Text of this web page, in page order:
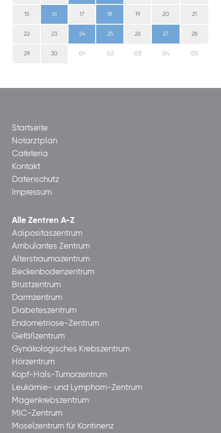
15 16 17 18 19 20 21
22 23 24 25 26 27 28
29 30 01 02 03 04 05
Startseite
Notarztplan
Cafeteria
Kontakt
Datenschutz
Impressum
Alle Zentren A-Z
Adipositaszentrum
Ambulantes Zentrum
Alterstraumazentrum
Beckenbodenzentrum
Brustzentrum
Darmzentrum
Diabeteszentrum
Endometriose-Zentrum
Gefäßzentrum
Gynäkologisches Krebszentrum
Hörzentrum
Kopf-Hals-Tumorzentrum
Leukämie- und Lymphom-Zentrum
Magenkrebszentrum
MIC-Zentrum
Moselzentrum für Kontinenz